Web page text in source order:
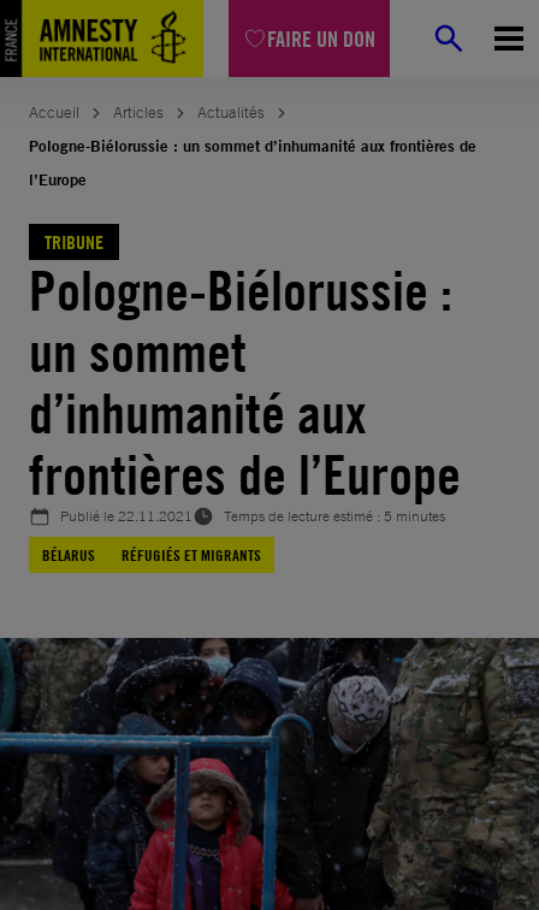
FAIRE UN DON
Aller
au
contenu
Accueil Articles
Actualités
Pologne-Biélorussie : un sommet d’inhumanité aux frontières de
l’Europe
TRIBUNE
Pologne-Biélorussie :
un sommet
d’inhumanité aux
frontières de l’Europe
Publié le22.11.2021
Temps de lecture estimé : 5 minutes
BÉLARUS
RÉFUGIÉS ET MIGRANTS